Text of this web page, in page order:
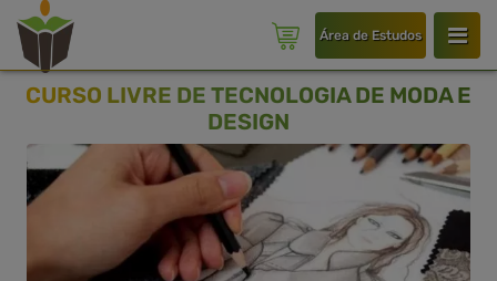
Área de Estudos
CURSO LIVRE DE TECNOLOGIA DE MODA E
DESIGN